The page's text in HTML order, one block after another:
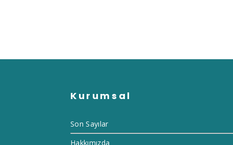
Kurumsal
Son Sayılar
Hakkımızda